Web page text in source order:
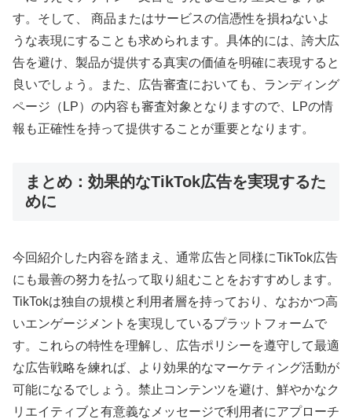
す。そして、 商品またはサービスの信憑性を損ねないよ
うな表現にすることも求められます。具体的には、誇大広
告を避け、製品が提供する真実の価値を明確に表現すると
良いでしょう。また、広告審査においても、ランディング
ページ（LP）の内容も審査対象となりますので、LPの情
報も正確性を持って提供することが重要となります。
まとめ：効果的なTikTok広告を実現するた
めに
今回紹介した内容を踏まえ、通常広告と同様にTikTok広告
にも最善の努力を払って取り組むことをおすすめします。
TikTokは独自の規模と利用者層を持っており、なおかつ高
いエンゲージメントを実現しているプラットフォームで
す。これらの特性を理解し、広告ポリシーを遵守して最適
な広告戦略を練れば、より効果的なマーケティング活動が
可能になるでしょう。禁止コンテンツを避け、鮮やかなク
リエイティブと有意義なメッセージで利用者にアプローチ